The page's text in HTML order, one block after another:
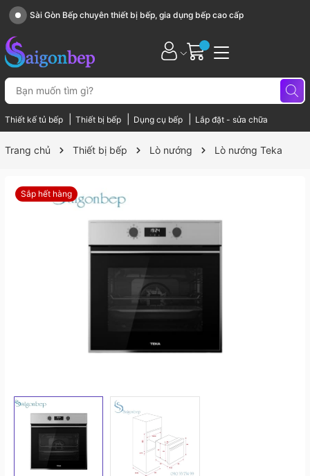
Sài Gòn Bếp chuyên thiết bị bếp, gia dụng bếp cao cấp
Thiết kế tủ bếp Thiết bị bếp Dụng cụ bếp Lắp đặt - sửa chữa
Trang chủ Thiết bị bếp Lò nướng Lò nướng Teka
Sắp hết hàng